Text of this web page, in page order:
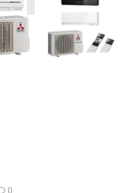
0